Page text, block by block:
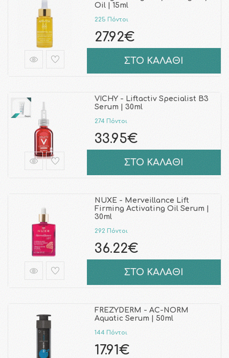
Oil | 15ml
225 Πόντοι
27.92€
ΣΤΟ ΚΑΛΑΘΙ
VICHY - Liftactiv Specialist B3
Serum | 30ml
274 Πόντοι
33.95€
ΣΤΟ ΚΑΛΑΘΙ
NUXE - Merveillance Lift
Firming Activating Oil Serum |
30ml
292 Πόντοι
36.22€
ΣΤΟ ΚΑΛΑΘΙ
FREZYDERM - AC-NORM
Aquatic Serum | 50ml
144 Πόντοι
17.91€